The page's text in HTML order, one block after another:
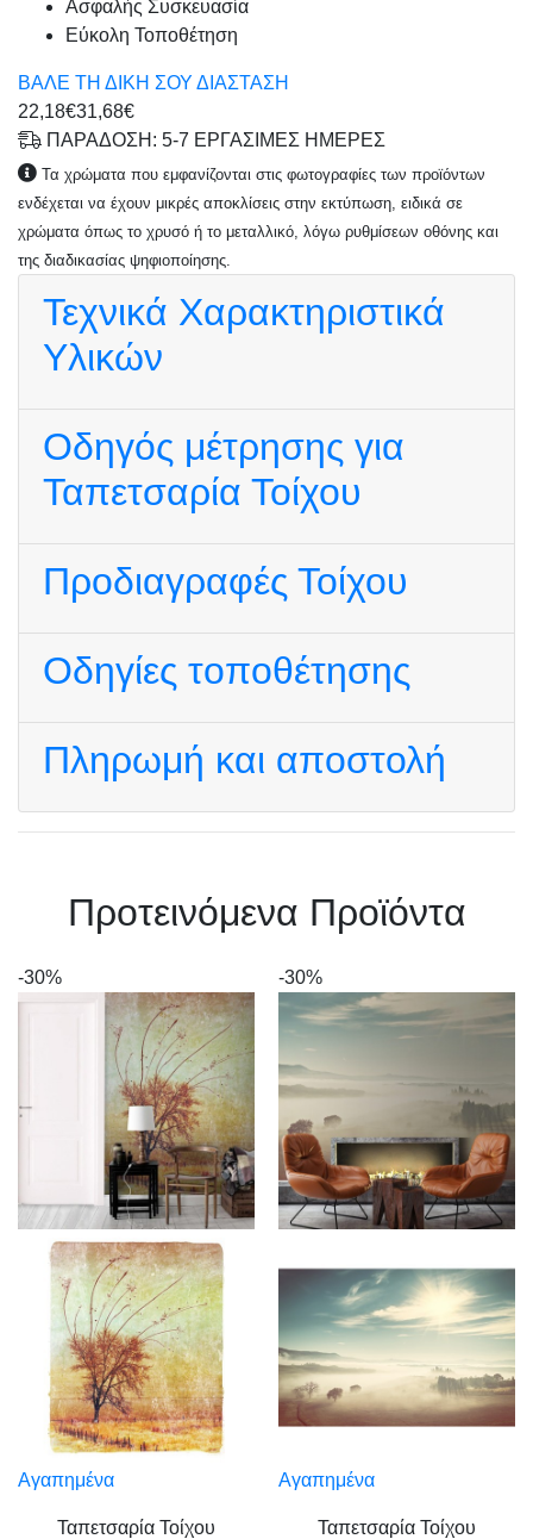
Ασφαλής Συσκευασία
Εύκολη Τοποθέτηση
ΒΑΛΕ ΤΗ ΔΙΚΗ ΣΟΥ ΔΙΑΣΤΑΣΗ
22,18€31,68€
ΠΑΡΑΔΟΣΗ: 5-7 ΕΡΓΑΣΙΜΕΣ ΗΜΕΡΕΣ
Τα χρώματα που εμφανίζονται στις φωτογραφίες των προϊόντων
ενδέχεται να έχουν μικρές αποκλίσεις στην εκτύπωση, ειδικά σε
χρώματα όπως το χρυσό ή το μεταλλικό, λόγω ρυθμίσεων οθόνης και
της διαδικασίας ψηφιοποίησης.
Τεχνικά Χαρακτηριστικά
Υλικών
Οδηγός μέτρησης για
Ταπετσαρία Τοίχου
Προδιαγραφές Τοίχου
Οδηγίες τοποθέτησης
Πληρωμή και αποστολή
Πρoτεινόμενα Προϊόντα
-30%
Αγαπημένα
Ταπετσαρία Τοίχου
-30%
Αγαπημένα
Ταπετσαρία Τοίχου